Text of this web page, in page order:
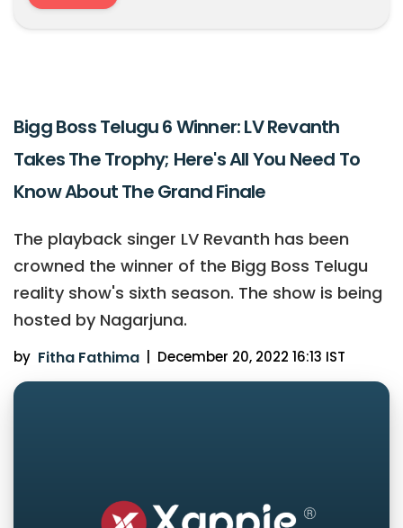
Bigg Boss Telugu 6 Winner: LV Revanth
Takes The Trophy; Here's All You Need To
Know About The Grand Finale
The playback singer LV Revanth has been
crowned the winner of the Bigg Boss Telugu
reality show's sixth season. The show is being
hosted by Nagarjuna.
by Fitha Fathima December 20, 2022 16:13 IST